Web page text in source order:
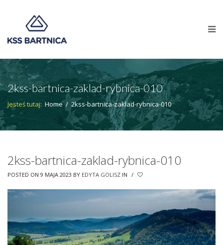
2kss-bartnica-zaklad-rybnica-010
Jesteś tutaj: Home / 2kss-bartnica-zaklad-rybnica-010
2kss-bartnica-zaklad-rybnica-010
POSTED ON 9 MAJA 2023 BY EDYTA GOLISZ IN /